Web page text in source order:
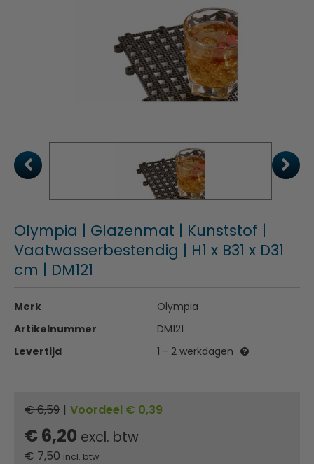
Olympia | Glazenmat | Kunststof |
Vaatwasserbestendig | H1 x B31 x D31
cm | DM121
Merk
Olympia
Artikelnummer
DM121
Levertijd
1 - 2 werkdagen
€ 6,59 | Voordeel € 0,39
€ 6,20 excl. btw
€ 7,50 incl. btw